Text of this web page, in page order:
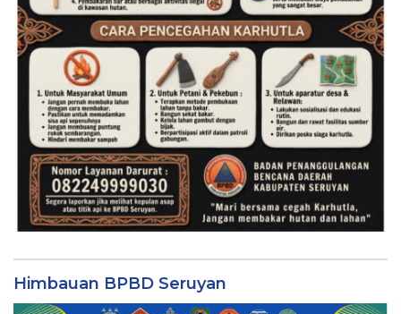
Himbauan BPBD Seruyan